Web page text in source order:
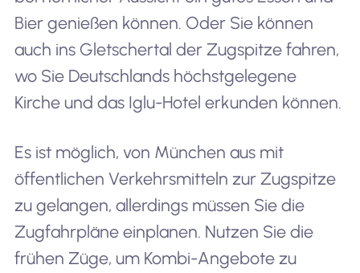
Bier genießen können. Oder Sie können
auch ins Gletschertal der Zugspitze fahren,
wo Sie Deutschlands höchstgelegene
Kirche und das Iglu-Hotel erkunden können.
Es ist möglich, von München aus mit
öffentlichen Verkehrsmitteln zur Zugspitze
zu gelangen, allerdings müssen Sie die
Zugfahrpläne einplanen. Nutzen Sie die
frühen Züge, um Kombi-Angebote zu